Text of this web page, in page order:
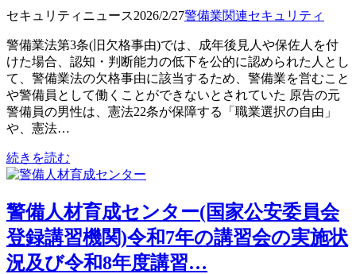
セキュリティニュース2026/2/27警備業関連セキュリティ
警備業法第3条(旧欠格事由)では、成年後見人や保佐人を付
けた場合、認知・判断能力の低下を公的に認められた人とし
て、警備業法の欠格事由に該当するため、警備業を営むこと
や警備員として働くことができないとされていた 原告の元
警備員の男性は、憲法22条が保障する「職業選択の自由」
や、憲法…
続きを読む
警備人材育成センター(国家公安委員会
登録講習機関)令和7年の講習会の実施状
況及び令和8年度講習…